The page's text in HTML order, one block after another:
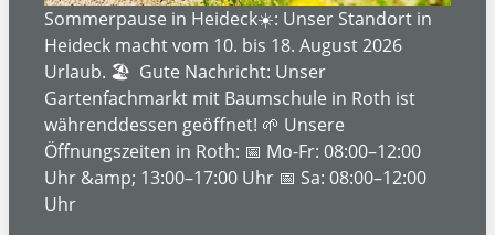
SERVICE- UND DIENSTLEISTUNGEN
INFORMATIONEN
RECHTLICHE INFORMATIONEN
Sommerpause in Heideck☀️: Unser Standort in
Heideck macht vom 10. bis 18. August 2026
Urlaub. 🏖️ Gute Nachricht: Unser
Gartenfachmarkt mit Baumschule in Roth ist
währenddessen geöffnet! 🌱 Unsere
Öffnungszeiten in Roth: 📅 Mo-Fr: 08:00–12:00
Uhr &amp; 13:00–17:00 Uhr 📅 Sa: 08:00–12:00
Uhr